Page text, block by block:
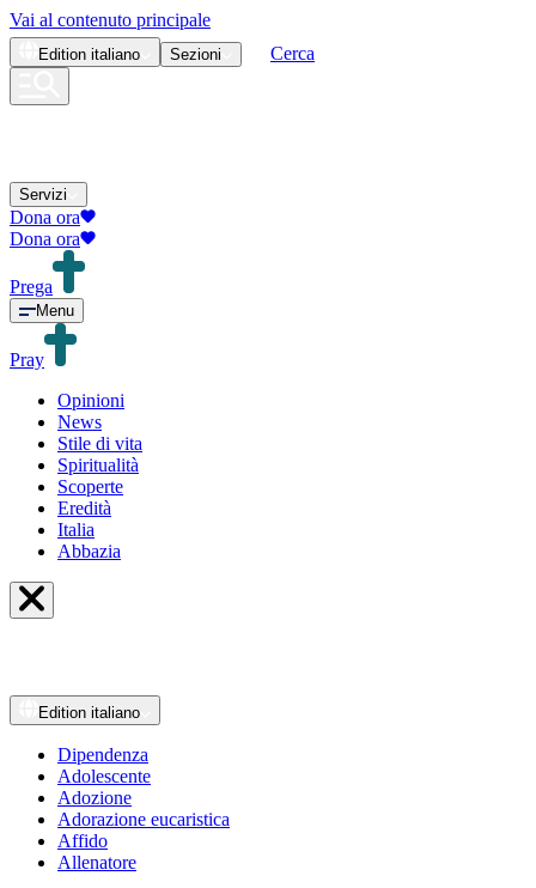
Vai al contenuto principale
Edition italiano Sezioni Cerca
Servizi
Dona ora
Dona ora
Prega
Menu
Pray
Opinioni
News
Stile di vita
Spiritualità
Scoperte
Eredità
Italia
Abbazia
Edition italiano
Dipendenza
Adolescente
Adozione
Adorazione eucaristica
Affido
Allenatore